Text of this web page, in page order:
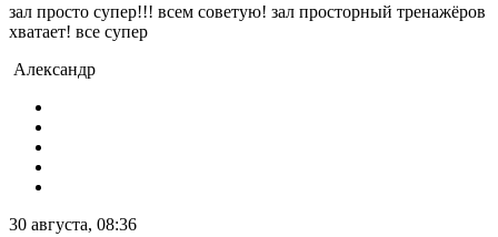
зал просто супер!!! всем советую! зал просторный тренажёров
хватает! все супер
Александр
30 августа, 08:36